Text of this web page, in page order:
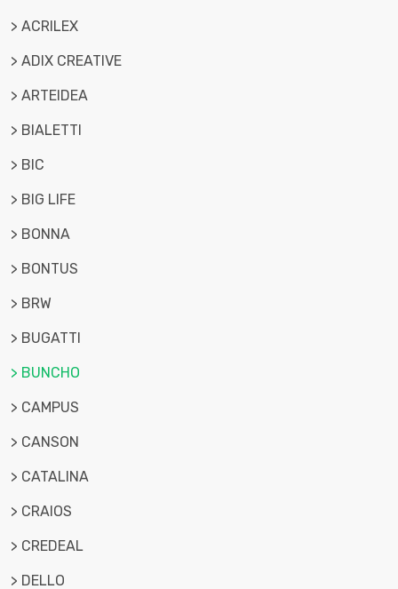
> ACRILEX
> ADIX CREATIVE
> ARTEIDEA
> BIALETTI
> BIC
> BIG LIFE
> BONNA
> BONTUS
> BRW
> BUGATTI
> BUNCHO
> CAMPUS
> CANSON
> CATALINA
> CRAIOS
> CREDEAL
> DELLO